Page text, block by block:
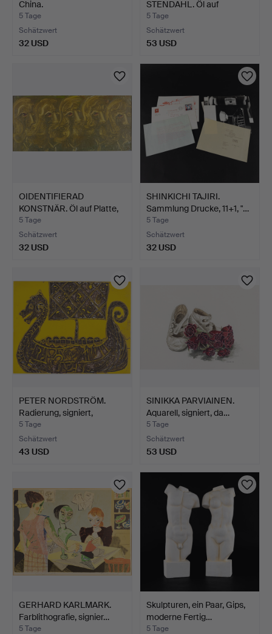
China.
5 Tage
Schätzwert
32 USD
STENDAHL. Öl auf
Leinwand, si…
5 Tage
Schätzwert
53 USD
OIDENTIFIERAD
KONSTNÄR. Öl auf Platte,
sig…
5 Tage
Schätzwert
32 USD
SHINKICHI TAJIRI.
Sammlung Drucke, 11+1, "…
5 Tage
Schätzwert
32 USD
PETER NORDSTRÖM.
Radierung, signiert,
numm…
5 Tage
Schätzwert
43 USD
SINIKKA PARVIAINEN.
Aquarell, signiert, da…
5 Tage
Schätzwert
53 USD
GERHARD KARLMARK.
Farblithografie, signier…
5 Tage
Skulpturen, ein Paar, Gips,
moderne Fertig…
5 Tage